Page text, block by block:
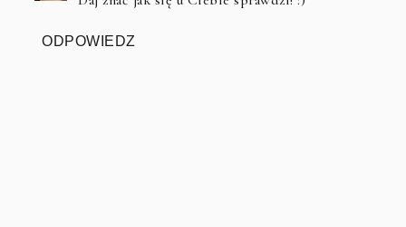
ODPOWIEDZ